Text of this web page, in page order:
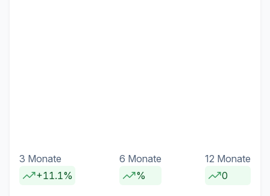
3 Monate
+11.1%
6 Monate
%
12 Monate
0